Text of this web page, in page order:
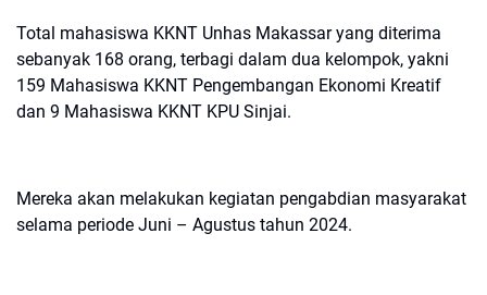
Total mahasiswa KKNT Unhas Makassar yang diterima
sebanyak 168 orang, terbagi dalam dua kelompok, yakni
159 Mahasiswa KKNT Pengembangan Ekonomi Kreatif
dan 9 Mahasiswa KKNT KPU Sinjai.
Mereka akan melakukan kegiatan pengabdian masyarakat
selama periode Juni – Agustus tahun 2024.